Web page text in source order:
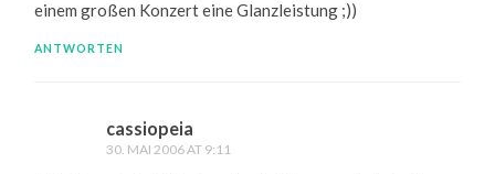
einem großen Konzert eine Glanzleistung ;))
ANTWORTEN
cassiopeia
30. MAI 2006 AT 9:11